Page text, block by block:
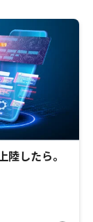
陸したら。